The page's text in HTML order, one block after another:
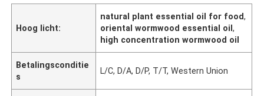
Hoog licht:
natural plant essential oil for food,
oriental wormwood essential oil,
high concentration wormwood oil
Betalingsconditie
s
L/C, D/A, D/P, T/T, Western Union